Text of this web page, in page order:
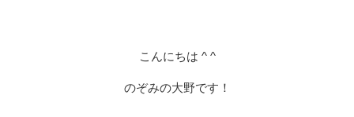
こんにちは ^ ^
のぞみの大野です！